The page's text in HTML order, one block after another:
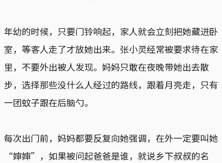
年幼的时候，只要门铃响起，家人就会立刻把她藏进卧
室，等客人走了才放她出来。张小灵经常被要求待在家
里，不要外出被人发现。妈妈只敢在夜晚带她出去散
步，选择那些没什么人经过的路线，跟着月亮走，只有
一团蚊子跟在后脑勺。
每次出门前，妈妈都要反复向她强调，在外一定要叫她
“婶婶”，如果被问起爸爸是谁，就说乡下叔叔的名